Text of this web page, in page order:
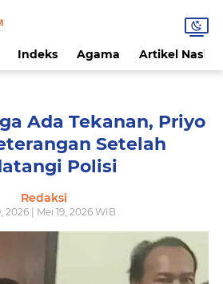
Indeks Agama Artikel
Ada Tekanan, Priyo
Setelah
Polisi
Redaksi
2026 | Mei 19, 2026 WIB